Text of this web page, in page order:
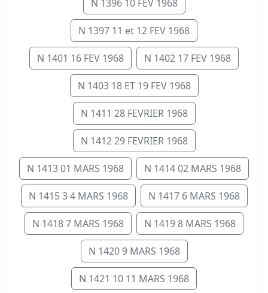
N 1396 10 FEV 1968
N 1397 11 et 12 FEV 1968
N 1401 16 FEV 1968 N 1402 17 FEV 1968
N 1403 18 ET 19 FEV 1968
N 1411 28 FEVRIER 1968
N 1412 29 FEVRIER 1968
N 1413 01 MARS 1968 N 1414 02 MARS 1968
N 1415 3 4 MARS 1968 N 1417 6 MARS 1968
N 1418 7 MARS 1968 N 1419 8 MARS 1968
N 1420 9 MARS 1968
N 1421 10 11 MARS 1968